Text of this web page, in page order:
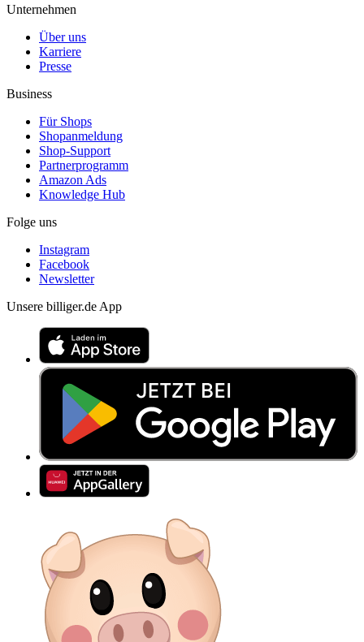
Unternehmen
Über uns
Karriere
Presse
Business
Für Shops
Shopanmeldung
Shop-Support
Partnerprogramm
Amazon Ads
Knowledge Hub
Folge uns
Instagram
Facebook
Newsletter
Unsere billiger.de App